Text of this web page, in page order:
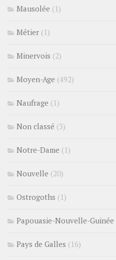
Mausolée (1)
Métier (1)
Minervois (2)
Moyen-Age (492)
Naufrage (1)
Non classé (3)
Notre-Dame (1)
Nouvelle (20)
Ostrogoths (1)
Papouasie-Nouvelle-Guinée
Pays de Galles (16)